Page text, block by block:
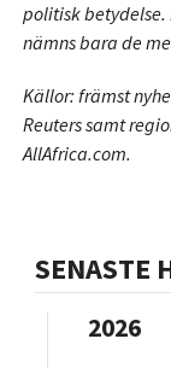
politisk
nämns bara de
Källor: främst
Reuters samt
AllAfrica.com.
SENASTE
2026